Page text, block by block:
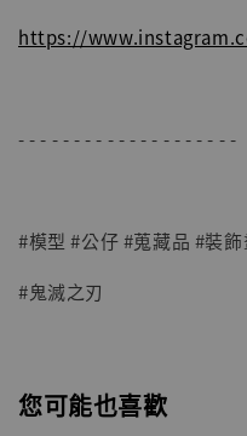
https://
- - - - - - - - - - - - - - - - - - - -
#模型 #公仔 #蒐藏品 #裝
#鬼滅之刃
您可能也喜歡